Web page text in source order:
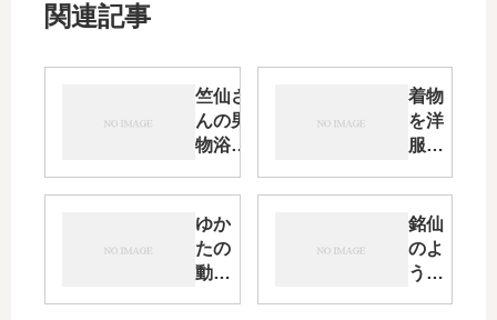
関連記事
竺仙さ
んの男
物浴衣
の「羅
の角
帯」と
「焼き
着物
を洋
服に
かえ
た考
え
方・
ゆか
たの
動
銘仙
のよ
うな